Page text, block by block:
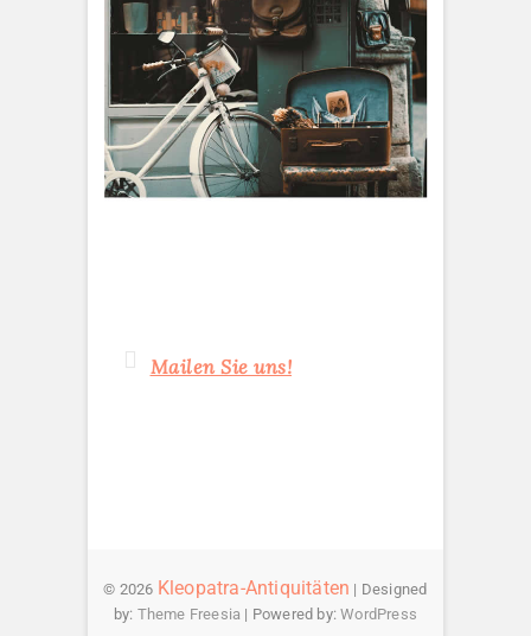
Mailen Sie uns!
© 2026 Kleopatra-Antiquitäten | Designed
by: Theme Freesia | Powered by:WordPress